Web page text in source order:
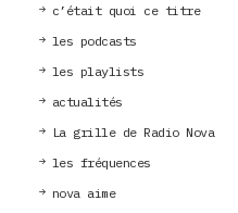
c’était quoi ce titre
les podcasts
les playlists
actualités
La grille de Radio Nova
les fréquences
nova aime